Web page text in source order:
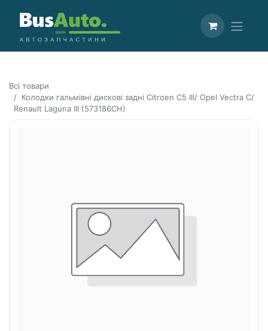
Всі товари
Колодки гальмівні дискові задні Citroen C5 III/ Opel Vectra C/
Renault Laguna III (573186CH)